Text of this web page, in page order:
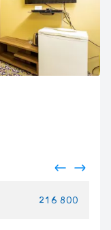
216 800